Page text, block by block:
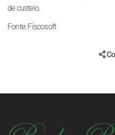
de custeio.
Fonte: Fiscosoft